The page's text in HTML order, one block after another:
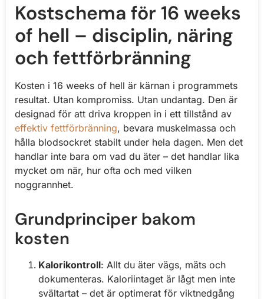
Kostschema för 16 weeks
of hell – disciplin, näring
och fettförbränning
Kosten i 16 weeks of hell är kärnan i programmets
resultat. Utan kompromiss. Utan undantag. Den är
designad för att driva kroppen in i ett tillstånd av
effektiv fettförbränning, bevara muskelmassa och
hålla blodsockret stabilt under hela dagen. Men det
handlar inte bara om vad du äter – det handlar lika
mycket om när, hur ofta och med vilken
noggrannhet.
Grundprinciper bakom
kosten
Kalorikontroll: Allt du äter vägs, mäts och
dokumenteras. Kaloriintaget är lågt men inte
svältartat – det är optimerat för viktnedgång